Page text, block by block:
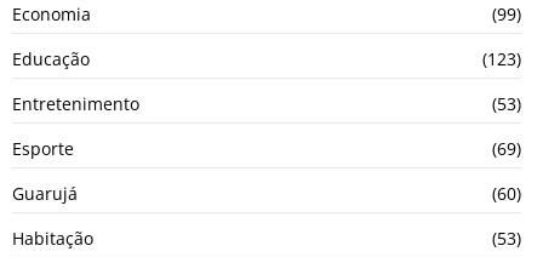
Economia
(99)
Educação
(123)
Entretenimento
(53)
Esporte
(69)
Guarujá
(60)
Habitação
(53)